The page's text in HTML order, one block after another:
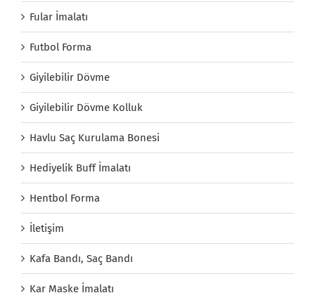
Fular İmalatı
Futbol Forma
Giyilebilir Dövme
Giyilebilir Dövme Kolluk
Havlu Saç Kurulama Bonesi
Hediyelik Buff İmalatı
Hentbol Forma
İletişim
Kafa Bandı, Saç Bandı
Kar Maske İmalatı